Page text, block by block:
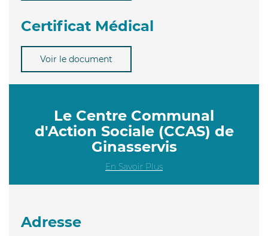
Certificat Médical
Voir le document
Le Centre Communal
d'Action Sociale (CCAS) de
Ginasservis
En Savoir Plus
Adresse